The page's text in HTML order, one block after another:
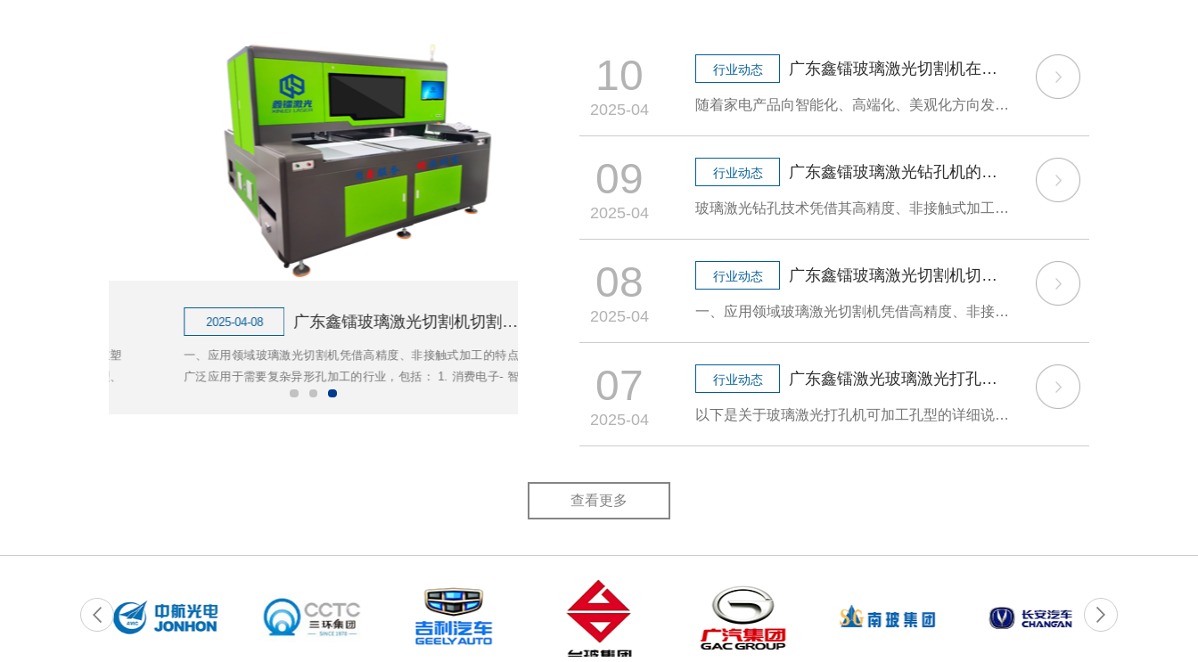
2025-04-08 广东鑫镭玻璃激光切割机切割异形孔的应用及优势
一、应用领域玻璃激光切割机凭借高精度、非接触式加工的特点，
广泛应用于需要复杂异形孔加工的行业，包括： 1. 消费电子- 智能
手机：摄像头模组异形孔、听筒网微孔、屏下指纹识别孔 - 智能穿
2025-04-10 广东鑫镭玻璃激光切割机在家电行业中的应用
优异的透光性、耐腐蚀性和现代感外观，在家电制造中的应用日益
广泛。玻璃激光切割技术以其高精度、高效率和无接触加工的特
点，正逐渐成为家电行业玻璃加工的首选工艺。一、玻璃激光切割
10
2025-04
行业动态 广东鑫镭玻璃激光切割机在家电行业中的应用
随着家电产品向智能化、高端化、美观化方向发展，玻璃材料因其优异的透光性、耐腐蚀性和现代感外观，在家电制造中的应用日益广泛。玻璃激光切割技术以其高精度、高效率和无接触加工的特点，正逐渐成为家电行业玻璃加工的首选工艺。一、玻璃激光切割技术概述玻璃激光切割机采用高能量激光束对玻璃进行非接触式加工，通过热应
09
2025-04
行业动态 广东鑫镭玻璃激光钻孔机的应用：精密制造的新纪元
玻璃激光钻孔技术凭借其高精度、非接触式加工等优势，正在重塑现代制造业的面貌。本文将系统探讨玻璃激光钻孔机的工作原理、核心优势及多元应用场景，并对其未来发展进行展望，为相关领域的技术选型提供参考。一、技术原理与核心优势玻璃激光钻孔机采用高能量密度激光束（通常为紫外或超快激光）通过热烧蚀或冷加工机制实现
08
2025-04
行业动态 广东鑫镭玻璃激光切割机切割异形孔的应用及优势
一、应用领域玻璃激光切割机凭借高精度、非接触式加工的特点，广泛应用于需要复杂异形孔加工的行业，包括： 1. 消费电子- 智能手机：摄像头模组异形孔、听筒网微孔、屏下指纹识别孔 - 智能穿戴：智能手表曲面玻璃透气孔、心率传感器窗口 - AR/VR设
07
2025-04
行业动态 广东鑫镭激光玻璃激光打孔机孔型应用详解
以下是关于玻璃激光打孔机可加工孔型的详细说明，分点呈现并突出技术特点：一、按孔型分类1. 标准圆孔 - 直径范围：0.01mm~5mm（超精密加工可达微米级）。 - 应用场景：电子行业传感器孔、光学器件通光孔。 - 技术优势：边缘无崩边，锥度可控（通
查看更多